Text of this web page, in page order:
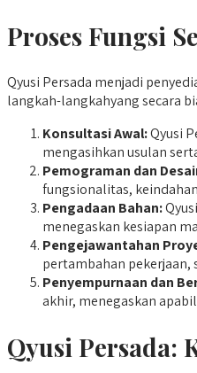
Proses Fungsi
Qyusi Persada menjadi
langkah-langkahyang secara
Konsultasi Awal:Qyusi
mengasihkan usulan
Pemograman dan
fungsionalitas,
Pengadaan Bahan:
menegaskan kesiapan
Pengejawantahan
pertambahan pekerjaan,
Penyempurnaan dan
akhir, menegaskan
Qyusi Persada: